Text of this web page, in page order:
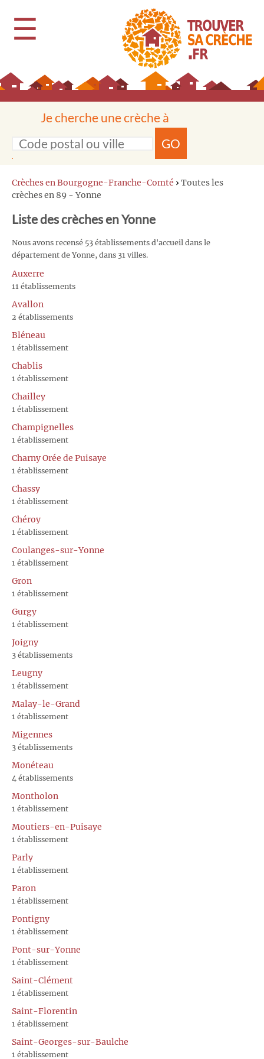
☰
Je cherche une crèche à
GO
Crèches en Bourgogne-Franche-Comté › Toutes les
crèches en 89 - Yonne
Liste des crèches en Yonne
Nous avons recensé 53 établissements d'accueil dans le
département de Yonne, dans 31 villes.
Auxerre
11 établissements
Avallon
2 établissements
Bléneau
1 établissement
Chablis
1 établissement
Chailley
1 établissement
Champignelles
1 établissement
Charny Orée de Puisaye
1 établissement
Chassy
1 établissement
Chéroy
1 établissement
Coulanges-sur-Yonne
1 établissement
Gron
1 établissement
Gurgy
1 établissement
Joigny
3 établissements
Leugny
1 établissement
Malay-le-Grand
1 établissement
Migennes
3 établissements
Monéteau
4 établissements
Montholon
1 établissement
Moutiers-en-Puisaye
1 établissement
Parly
1 établissement
Paron
1 établissement
Pontigny
1 établissement
Pont-sur-Yonne
1 établissement
Saint-Clément
1 établissement
Saint-Florentin
1 établissement
Saint-Georges-sur-Baulche
1 établissement